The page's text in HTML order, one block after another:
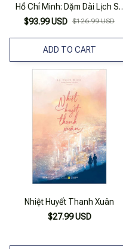
Hồ Chí Minh: Dặm Dài Lịch Sử
(1698-2020) - Tập 2: 1945-
$93.99 USD $126.99 USD
ADD TO CART
Nhiệt Huyết Thanh Xuân
$27.99 USD